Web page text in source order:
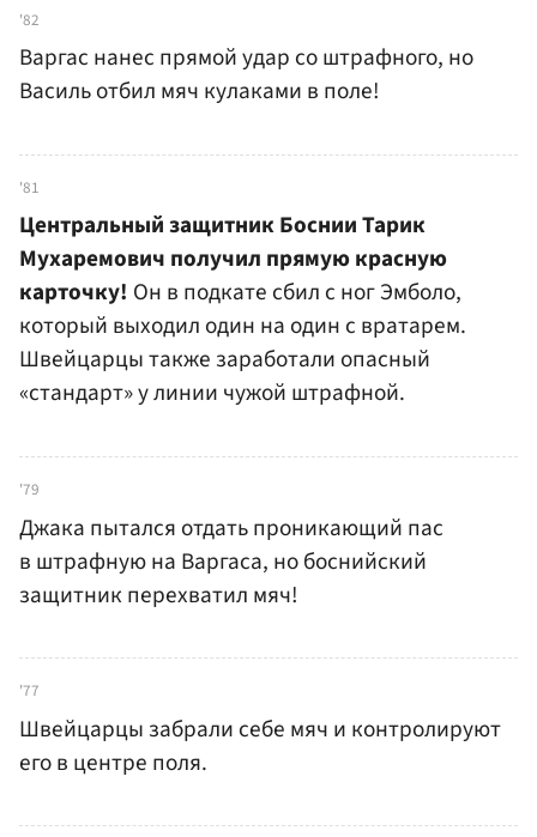
'82
Варгас нанес прямой удар со штрафного, но
Василь отбил мяч кулаками в поле!
'81
Центральный защитник Боснии Тарик
Мухаремович получил прямую красную
карточку! Он в подкате сбил с ног Эмболо,
который выходил один на один с вратарем.
Швейцарцы также заработали опасный
«стандарт» у линии чужой штрафной.
'79
Джака пытался отдать проникающий пас
в штрафную на Варгаса, но боснийский
защитник перехватил мяч!
'77
Швейцарцы забрали себе мяч и контролируют
его в центре поля.